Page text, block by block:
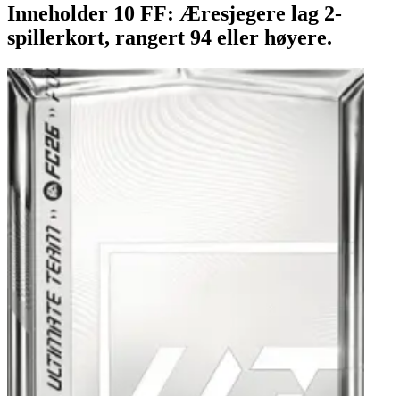
Inneholder 10 FF: Æresjegere lag 2-
spillerkort, rangert 94 eller høyere.